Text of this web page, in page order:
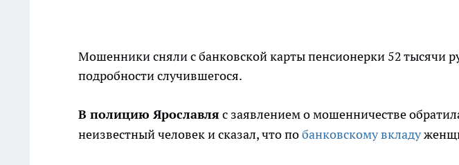
Мошенники сняли с банковской карты пенсионерки 52 тысячи
подробности случившегося.
В полицию Ярославля с заявлением о мошенничестве
неизвестный человек и сказал, что побанковскому вкладу